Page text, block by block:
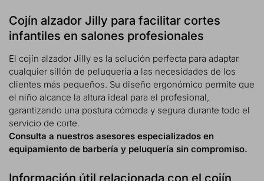
Cojín alzador Jilly para facilitar cortes
infantiles en salones profesionales
El cojín alzador Jilly es la solución perfecta para adaptar
cualquier sillón de peluquería a las necesidades de los
clientes más pequeños. Su diseño ergonómico permite que
el niño alcance la altura ideal para el profesional,
garantizando una postura cómoda y segura durante todo el
servicio de corte.
Consulta a nuestros asesores especializados en
equipamiento de barbería y peluquería sin compromiso.